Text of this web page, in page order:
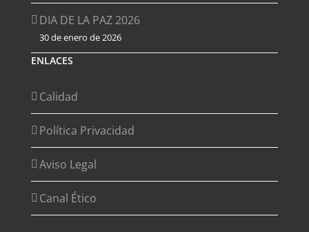
DIA DE LA PAZ 2026
30 de enero de 2026
ENLACES
Calidad
Política Privacidad
Aviso Legal
Canal Ético